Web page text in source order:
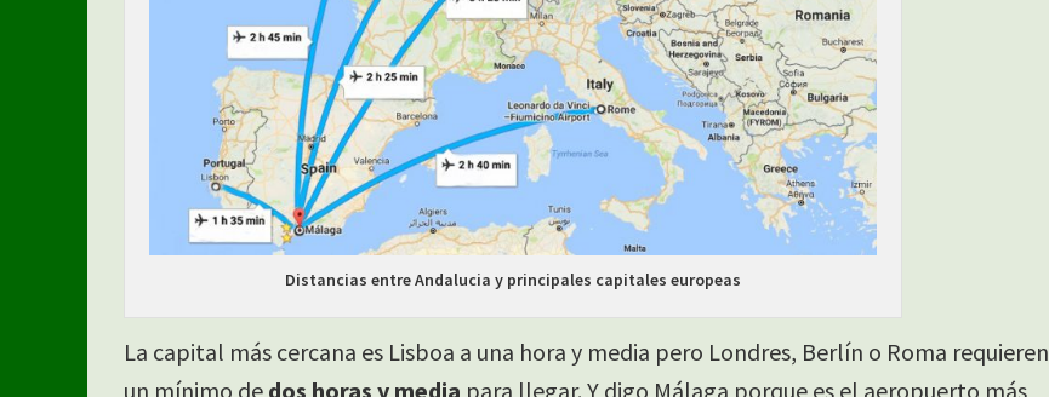
Distancias entre Andalucia y principales capitales europeas
La capital más cercana es Lisboa a una hora y media pero Londres, Berlín o Roma requieren
un mínimo de dos horas y media para llegar. Y digo Málaga porque es el aeropuerto más